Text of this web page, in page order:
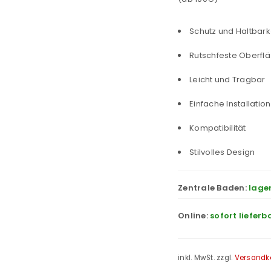
Schutz und
Rutschfeste
Leicht und Tragbar
Einfache Installation
Kompatibilität
Stilvolles Design
Zentrale Baden:
Online: sofort
inkl. MwSt. zzgl.